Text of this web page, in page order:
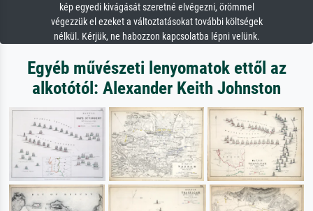
kép egyedi kivágását szeretné elvégezni, örömmel
végezzük el ezeket a változtatásokat további költségek
nélkül. Kérjük, ne habozzon kapcsolatba lépni velünk.
Egyéb művészeti lenyomatok ettől az
alkotótól: Alexander Keith Johnston